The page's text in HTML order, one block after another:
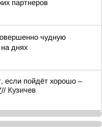
партнеров
чудную
днях
если пойдёт хорошо –
// Кузичев